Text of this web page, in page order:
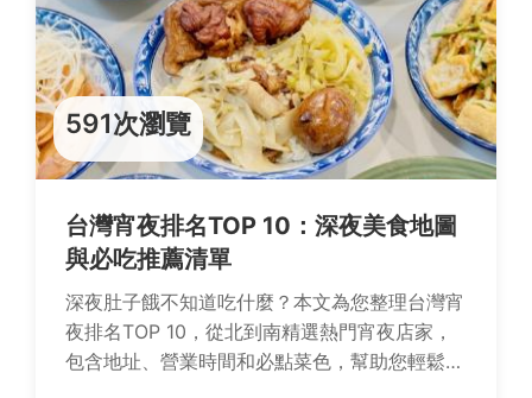
591次瀏覽
台灣宵夜排名TOP 10：深夜美食地圖
與必吃推薦清單
深夜肚子餓不知道吃什麼？本文為您整理台灣宵
夜排名TOP 10，從北到南精選熱門宵夜店家，
包含地址、營業時間和必點菜色，幫助您輕鬆找